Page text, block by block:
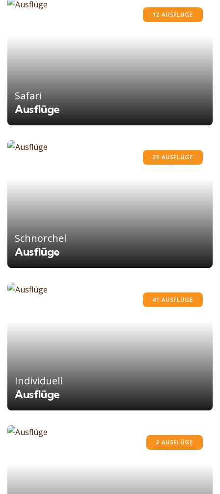
12 AUSFLÜGE
Safari
Ausflüge
23 AUSFLÜGE
Schnorchel
Ausflüge
41 AUSFLÜGE
Individuell
Ausflüge
2 AUSFLÜGE